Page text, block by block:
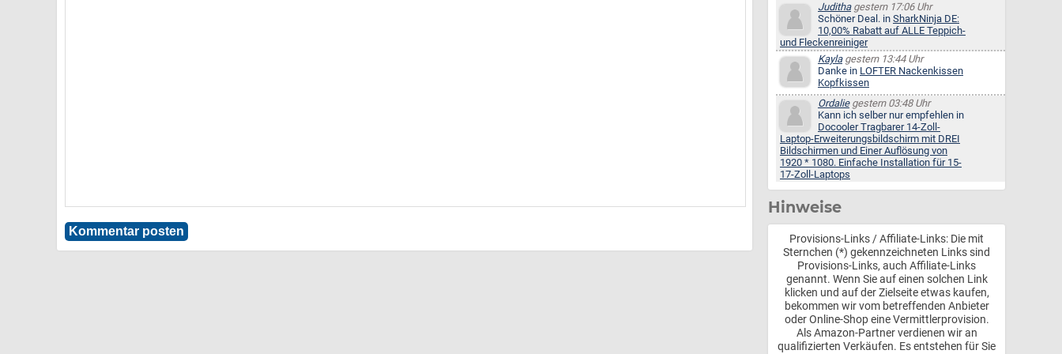
Judithagestern 17:06 Uhr
Schöner Deal. in SharkNinja DE:
10,00% Rabatt auf ALLE Teppich-
und Fleckenreiniger
Kaylagestern 13:44 Uhr
Danke in LOFTER Nackenkissen
Kopfkissen
Ordaliegestern 03:48 Uhr
Kann ich selber nur empfehlen in
Docooler Tragbarer 14-Zoll-
Laptop-Erweiterungsbildschirm mit DREI
Bildschirmen und Einer Auflösung von
1920 * 1080. Einfache Installation für 15-
17-Zoll-Laptops
Hinweise
Provisions-Links / Affiliate-Links: Die mit
Sternchen (*) gekennzeichneten Links sind
Provisions-Links, auch Affiliate-Links
genannt. Wenn Sie auf einen solchen Link
klicken und auf der Zielseite etwas kaufen,
bekommen wir vom betreffenden Anbieter
oder Online-Shop eine Vermittlerprovision.
Als Amazon-Partner verdienen wir an
qualifizierten Verkäufen. Es entstehen für Sie